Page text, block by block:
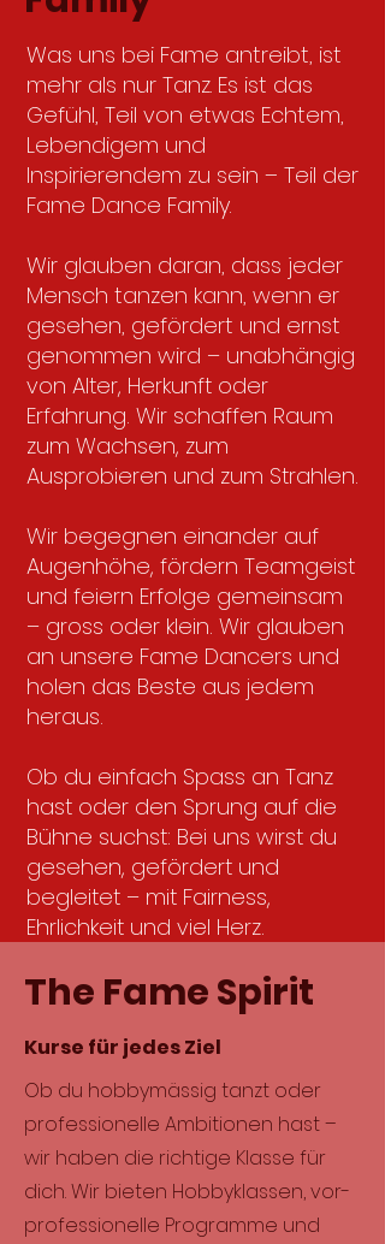
Was uns bei Fame antreibt, ist
mehr als nur Tanz. Es ist das
Gefühl, Teil von etwas Echtem,
Lebendigem und
Inspirierendem zu sein – Teil der
Fame Dance Family.
Wir glauben daran, dass jeder
Mensch tanzen kann, wenn er
gesehen, gefördert und ernst
genommen wird – unabhängig
von Alter, Herkunft oder
Erfahrung. Wir schaffen Raum
zum Wachsen, zum
Ausprobieren und zum Strahlen.
Wir begegnen einander auf
Augenhöhe, fördern Teamgeist
und feiern Erfolge gemeinsam
– gross oder klein. Wir glauben
an unsere Fame Dancers und
holen das Beste aus jedem
heraus.
Ob du einfach Spass an Tanz
hast oder den Sprung auf die
Bühne suchst: Bei uns wirst du
gesehen, gefördert und
begleitet – mit Fairness,
Ehrlichkeit und viel Herz.
The Fame Spirit
Kurse für jedes Ziel
Ob du hobbymässig tanzt oder
professionelle Ambitionen hast –
wir haben die richtige Klasse für
dich. Wir bieten Hobbyklassen, vor-
professionelle Programme und